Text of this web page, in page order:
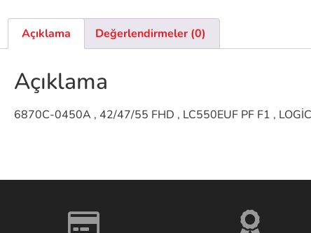
Açıklama Değerlendirmeler (0)
Açıklama
6870C-0450A , 42/47/55 FHD , LC550EUF PF F1 ,